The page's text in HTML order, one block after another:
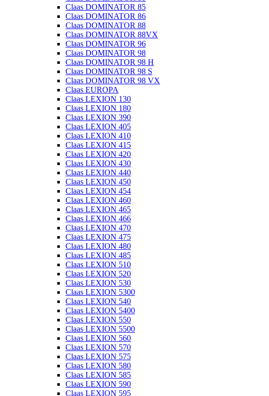
Claas DOMINATOR 85
Claas DOMINATOR 86
Claas DOMINATOR 88
Claas DOMINATOR 88VX
Claas DOMINATOR 96
Claas DOMINATOR 98
Claas DOMINATOR 98 H
Claas DOMINATOR 98 S
Claas DOMINATOR 98 VX
Claas EUROPA
Claas LEXION 130
Claas LEXION 180
Claas LEXION 390
Claas LEXION 405
Claas LEXION 410
Claas LEXION 415
Claas LEXION 420
Claas LEXION 430
Claas LEXION 440
Claas LEXION 450
Claas LEXION 454
Claas LEXION 460
Claas LEXION 465
Claas LEXION 466
Claas LEXION 470
Claas LEXION 475
Claas LEXION 480
Claas LEXION 485
Claas LEXION 510
Claas LEXION 520
Claas LEXION 530
Claas LEXION 5300
Claas LEXION 540
Claas LEXION 5400
Claas LEXION 550
Claas LEXION 5500
Claas LEXION 560
Claas LEXION 570
Claas LEXION 575
Claas LEXION 580
Claas LEXION 585
Claas LEXION 590
Claas LEXION 595